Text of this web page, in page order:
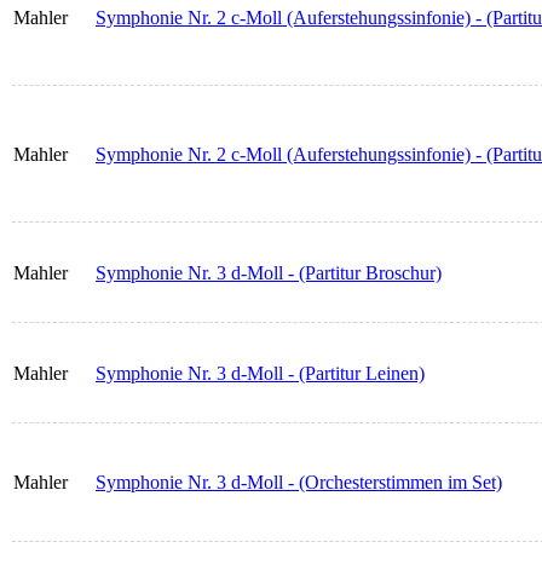
Mahler Symphonie Nr. 2 c-Moll (Auferstehungssinfonie) -
Mahler Symphonie Nr. 2 c-Moll (Auferstehungssinfonie) -
Mahler Symphonie Nr. 3 d-Moll - (Partitur Broschur)
Mahler Symphonie Nr. 3 d-Moll - (Partitur Leinen)
Mahler Symphonie Nr. 3 d-Moll - (Orchesterstimmen im Set)